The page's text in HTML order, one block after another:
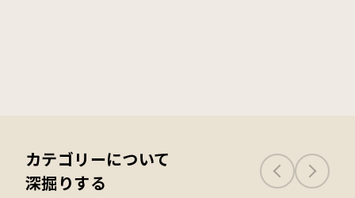
カテゴリーについて
深掘りする